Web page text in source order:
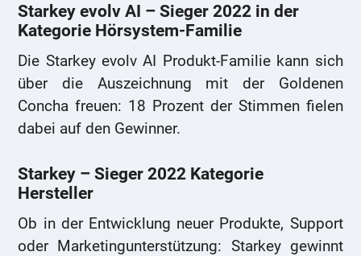
Starkey evolv AI – Sieger 2022 in der
Kategorie Hörsystem-Familie
Die Starkey evolv AI Produkt-Familie kann sich
über die Auszeichnung mit der Goldenen
Concha freuen: 18 Prozent der Stimmen fielen
dabei auf den Gewinner.
Starkey – Sieger 2022 Kategorie
Hersteller
Ob in der Entwicklung neuer Produkte, Support
oder Marketingunterstützung: Starkey gewinnt